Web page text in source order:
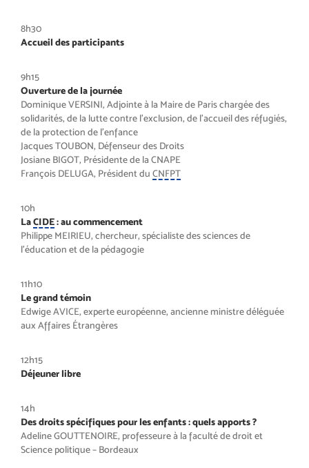
8h30
Accueil des participants
9h15
Ouverture de la journée
Dominique VERSINI, Adjointe à la Maire de Paris chargée des
solidarités, de la lutte contre l’exclusion, de l’accueil des réfugiés,
de la protection de l’enfance
Jacques TOUBON, Défenseur des Droits
Josiane BIGOT, Présidente de la CNAPE
François DELUGA, Président du CNFPT
10h
LaCIDE: au commencement
Philippe MEIRIEU, chercheur, spécialiste des sciences de
l’éducation et de la pédagogie
11h10
Le grand témoin
Edwige AVICE, experte européenne, ancienne ministre déléguée
aux Affaires Étrangères
12h15
Déjeuner libre
14h
Des droits spécifiques pour les enfants : quels apports ?
Adeline GOUTTENOIRE, professeure à la faculté de droit et
Science politique – Bordeaux